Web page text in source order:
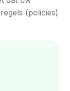
(policies)